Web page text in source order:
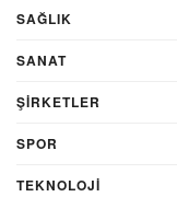
SAĞLIK
SANAT
ŞIRKETLER
SPOR
TEKNOLOJİ